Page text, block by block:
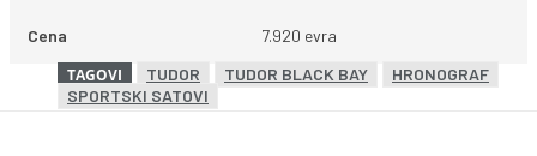
Cena
7.920 evra
TAGOVI
TUDOR TUDOR BLACK BAY
HRONOGRAF
SPORTSKI SATOVI